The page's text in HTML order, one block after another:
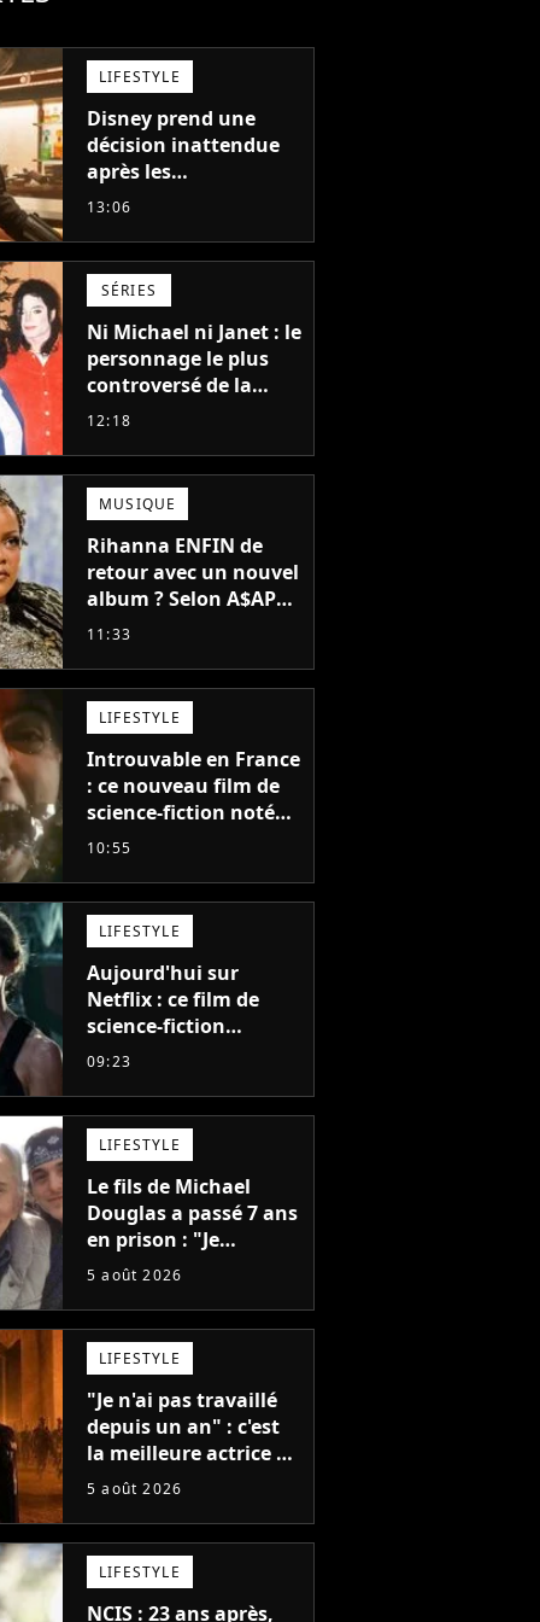
LIFESTYLE
Disney prend une
décision inattendue
après les
"performances
et The Mandalorian &
Grogu au box-office
13:06
SÉRIES
Ni Michael ni Janet : le
personnage le plus
controversé de la
famille Jackson va
propre série
12:18
MUSIQUE
Rihanna ENFIN de
retour avec un nouvel
album ? Selon A$AP
Rocky, "c'est du
11:33
LIFESTYLE
Introuvable en France
: ce nouveau film de
science-fiction noté
55% est décrit comme
l'année"
10:55
LIFESTYLE
Aujourd'hui sur
Netflix : ce film de
science-fiction
totalement oublié est
meilleurs des années
2010
09:23
LIFESTYLE
Le fils de Michael
Douglas a passé 7 ans
en prison : "Je
distribuais des joints
5 août 2026
LIFESTYLE
"Je n'ai pas travaillé
depuis un an" : c'est
la meilleure actrice de
L'Odyssée, mais
donner de rôle au
cinéma
5 août 2026
LIFESTYLE
NCIS : 23 ans après,